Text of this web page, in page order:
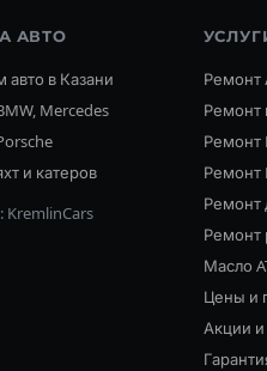
АВТО
в Казани
Mercedes
и катеров
KremlinCars
Ремонт
Ремонт
Ремонт
Ремонт
Ремонт
Масло
Цены и
Акции и